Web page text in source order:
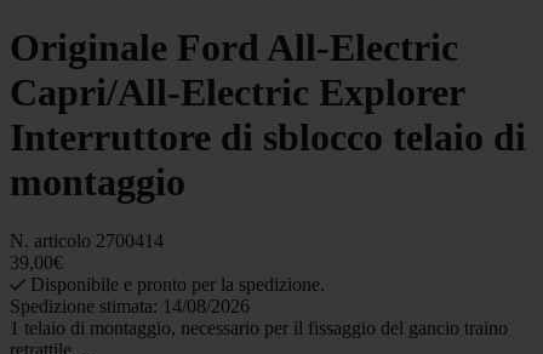
Originale Ford All-Electric
Capri/All-Electric Explorer
Interruttore di sblocco telaio di
montaggio
N. articolo 2700414
39,00€
Disponibile e pronto per la spedizione.
Spedizione stimata: 14/08/2026
1 telaio di montaggio, necessario per il fissaggio del gancio traino
retrattile. ...